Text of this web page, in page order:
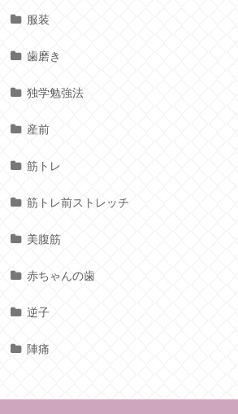
服装
歯磨き
独学勉強法
産前
筋トレ
筋トレ前ストレッチ
美腹筋
赤ちゃんの歯
逆子
陣痛